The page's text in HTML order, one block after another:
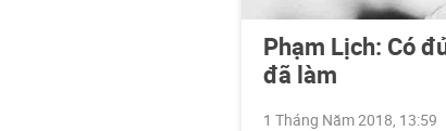
Phạm Lịch: Có
đã làm
1 Tháng Năm 2018, 13:59